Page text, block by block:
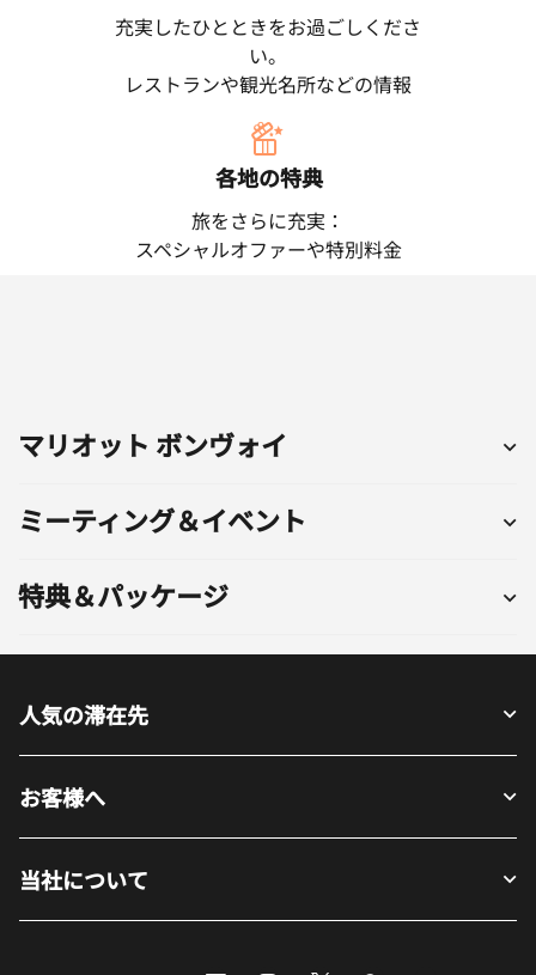
充実したひとときをお過ごしくださ
い。
レストランや観光名所などの情報
各地の特典
旅をさらに充実：
スペシャルオファーや特別料金
マリオット ボンヴォイ
ミーティング＆イベント
特典＆パッケージ
人気の滞在先
お客様へ
当社について